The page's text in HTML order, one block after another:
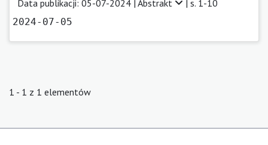
Data publikacji: 05-07-2024 | Abstrakt | s. 1-10
2024-07-05
1 - 1 z 1 elementów